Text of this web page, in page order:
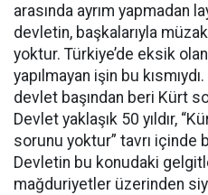
arasında ayrım yapmadan
devletin, başkalarıyla
yoktur. Türkiye’de eksik
yapılmayan işin bu
devlet başından beri Kürt
Devlet yaklaşık 50 yıldır,
sorunu yoktur” tavrı içinde
Devletin bu konudaki
mağduriyetler üzerinden